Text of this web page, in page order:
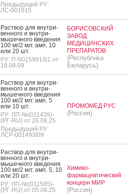
Предыдущий РУ:
ЛС-001815
Рас­твор для внут­ри­
вен­но­го и внут­ри­
мышеч­но­го вве­дения
100 мг/2 мл: амп. 10
или 20 шт.
РУ: П N015991/01 от
18.09.09
БОРИСОВСКИЙ
ЗАВОД
МЕДИЦИНСКИХ
ПРЕПАРАТОВ
(Республика
Беларусь)
Рас­твор для внут­ри­
вен­но­го и внут­ри­
мышеч­но­го вве­дения
100 мг/2 мл: амп. 5
или 10 шт.
РУ: ЛП-№(011439)-
(РГ-RU) от 26.08.25
Предыдущий РУ:
ЛСР-001493/09
ПРОМОМЕД РУС
(Россия)
Рас­твор для внут­ри­
вен­но­го и внут­ри­
мышеч­но­го вве­дения
100 мг/2 мл: амп. 5, 10
или 20 шт.
РУ: ЛП-№(011585)-
(РГ-RU) от 05.09.25
Химико-
фармацевтический
концерн МИР
(Россия)